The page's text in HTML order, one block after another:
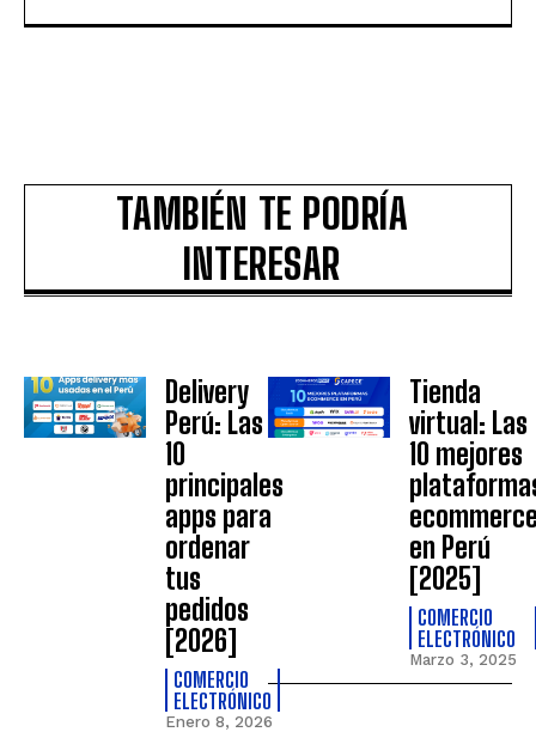
TAMBIÉN TE PODRÍA
INTERESAR
Delivery
Perú: Las
10
principales
apps para
ordenar
tus
pedidos
[2026]
COMERCIO
ELECTRÓNICO
Enero 8, 2026
Tienda
virtual: Las
10 mejores
en Perú
[2025]
COMERCIO
ELECTRÓNICO
Marzo 3, 2025